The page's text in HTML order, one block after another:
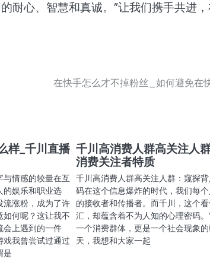
耐心、智慧和真诚。”让我们携手共进
在快手怎么才不掉粉丝_如何避免在
样_千川直播
与情感的较量在互
的娱乐和职业选
流涨粉，成为了许
何呢？这让我不
会上遇到的一件
我曾尝试过通过
是
千川高消费人群高关注人
消费关注者特质
千川高消费人群高关注人群：窥探
码在这个信息爆炸的时代，我们每
的接收者和传播者。而千川，这个
汇，却蕴含着不为人知的心理密码
一个消费群体，更是一个社会现象
天，我想和大家一起